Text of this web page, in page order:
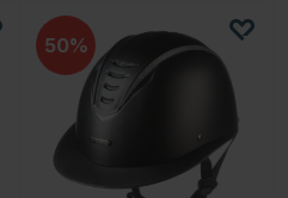
50